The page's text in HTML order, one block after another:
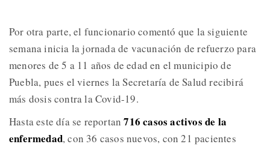
Por otra parte, el funcionario comentó que la siguiente
semana inicia la jornada de vacunación de refuerzo para
menores de 5 a 11 años de edad en el municipio de
Puebla, pues el viernes la Secretaría de Salud recibirá
más dosis contra la Covid-19.
Hasta este día se reportan716 casos activos de la
enfermedad, con 36 casos nuevos, con 21 pacientes